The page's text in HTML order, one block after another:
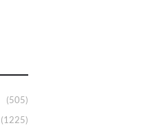
(505)
(1225)